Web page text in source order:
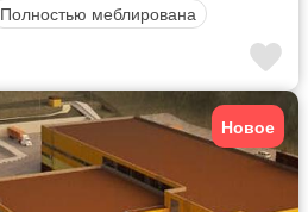
Полностью меблирована
Новое